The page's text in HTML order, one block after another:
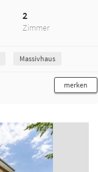
Zimmer
2
Massivhaus
merken